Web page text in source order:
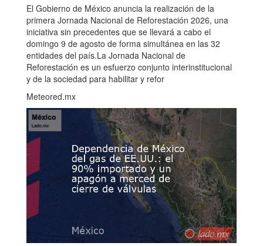
El Gobierno de México anuncia la realización de la
primera Jornada Nacional de Reforestación 2026, una
iniciativa sin precedentes que se llevará a cabo el
domingo 9 de agosto de forma simultánea en las 32
entidades del país.La Jornada Nacional de
Reforestación es un esfuerzo conjunto interinstitucional
y de la sociedad para habilitar y refor
Meteored.mx